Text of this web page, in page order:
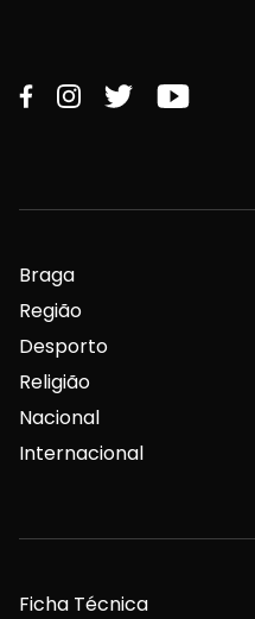
Braga
Região
Desporto
Religião
Nacional
Internacional
Ficha Técnica